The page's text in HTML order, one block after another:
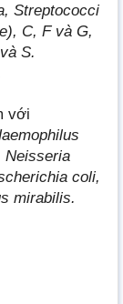
Streptococci
C, F và G,
S.
với
Neisseria
coli,
mirabilis.